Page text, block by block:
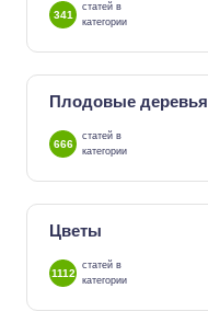
341
статей в
категории
Плодовые деревья
666
статей в
категории
Цветы
1112
статей в
категории